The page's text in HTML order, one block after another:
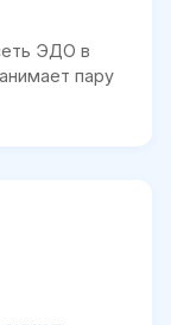
ЭДО в
пару